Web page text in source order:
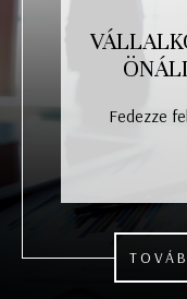
Fedezze